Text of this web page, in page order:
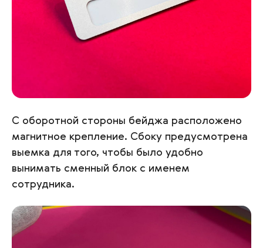
С оборотной стороны бейджа расположено
магнитное крепление. Сбоку предусмотрена
выемка для того, чтобы было удобно
вынимать сменный блок с именем
сотрудника.